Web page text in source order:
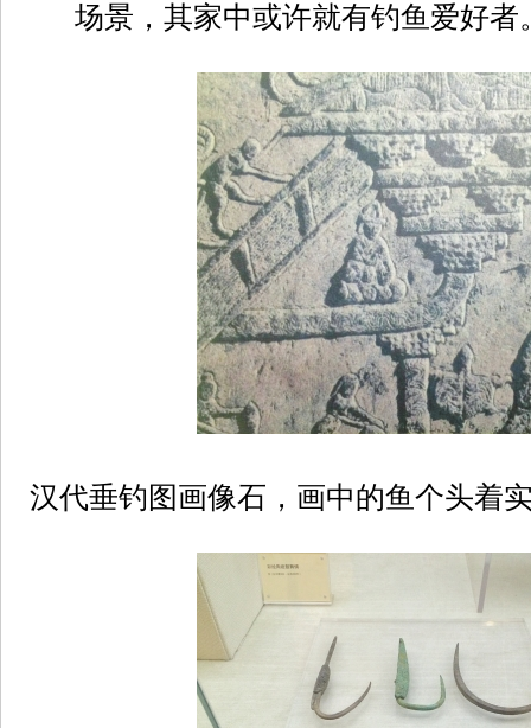
场景，其家中或许就有钓鱼爱好
汉代垂钓图画像石，画中的鱼个头着